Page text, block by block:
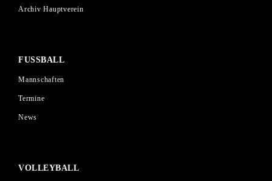
Archiv Hauptverein
FUSSBALL
Mannschaften
Termine
News
VOLLEYBALL